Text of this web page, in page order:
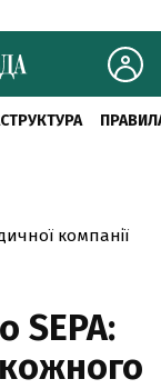
компанії
SEPA: